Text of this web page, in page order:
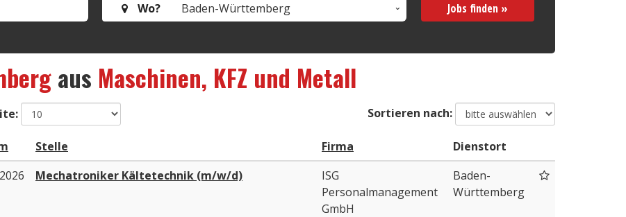
Wo? Jobs finden »
aus Maschinen, KFZ und Metall
Sortieren nach:
Stelle Firma
Dienstort
Mechatroniker Kältetechnik (m/w/d)
ISG
Personalmanagement
GmbH
Baden-
Württemberg